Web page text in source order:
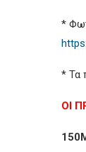
*
* Τα
ΟΙ